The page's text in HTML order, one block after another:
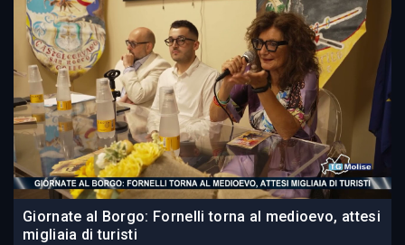
Giornate al Borgo: Fornelli torna al medioevo, attesi
migliaia di turisti